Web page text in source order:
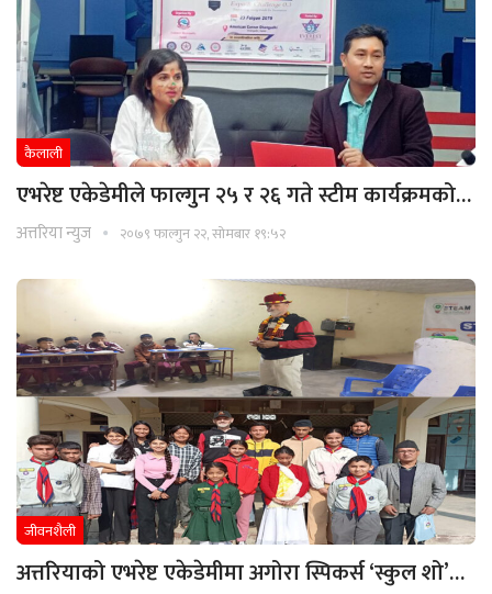
कैलाली
एभरेष्ट एकेडेमीले फाल्गुन २५ र २६ गते स्टीम कार्यक्रमको…
अत्तरिया न्युज २०७९ फाल्गुन २२, सोमबार १९:५२
जीवनशैली
अत्तरियाको एभरेष्ट एकेडेमीमा अगोरा स्पिकर्स ‘स्कुल शो’…